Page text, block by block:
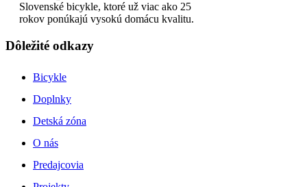
Slovenské bicykle, ktoré už viac ako 25
rokov ponúkajú vysokú domácu kvalitu.
Dôležité odkazy
Bicykle
Doplnky
Detská zóna
O nás
Predajcovia